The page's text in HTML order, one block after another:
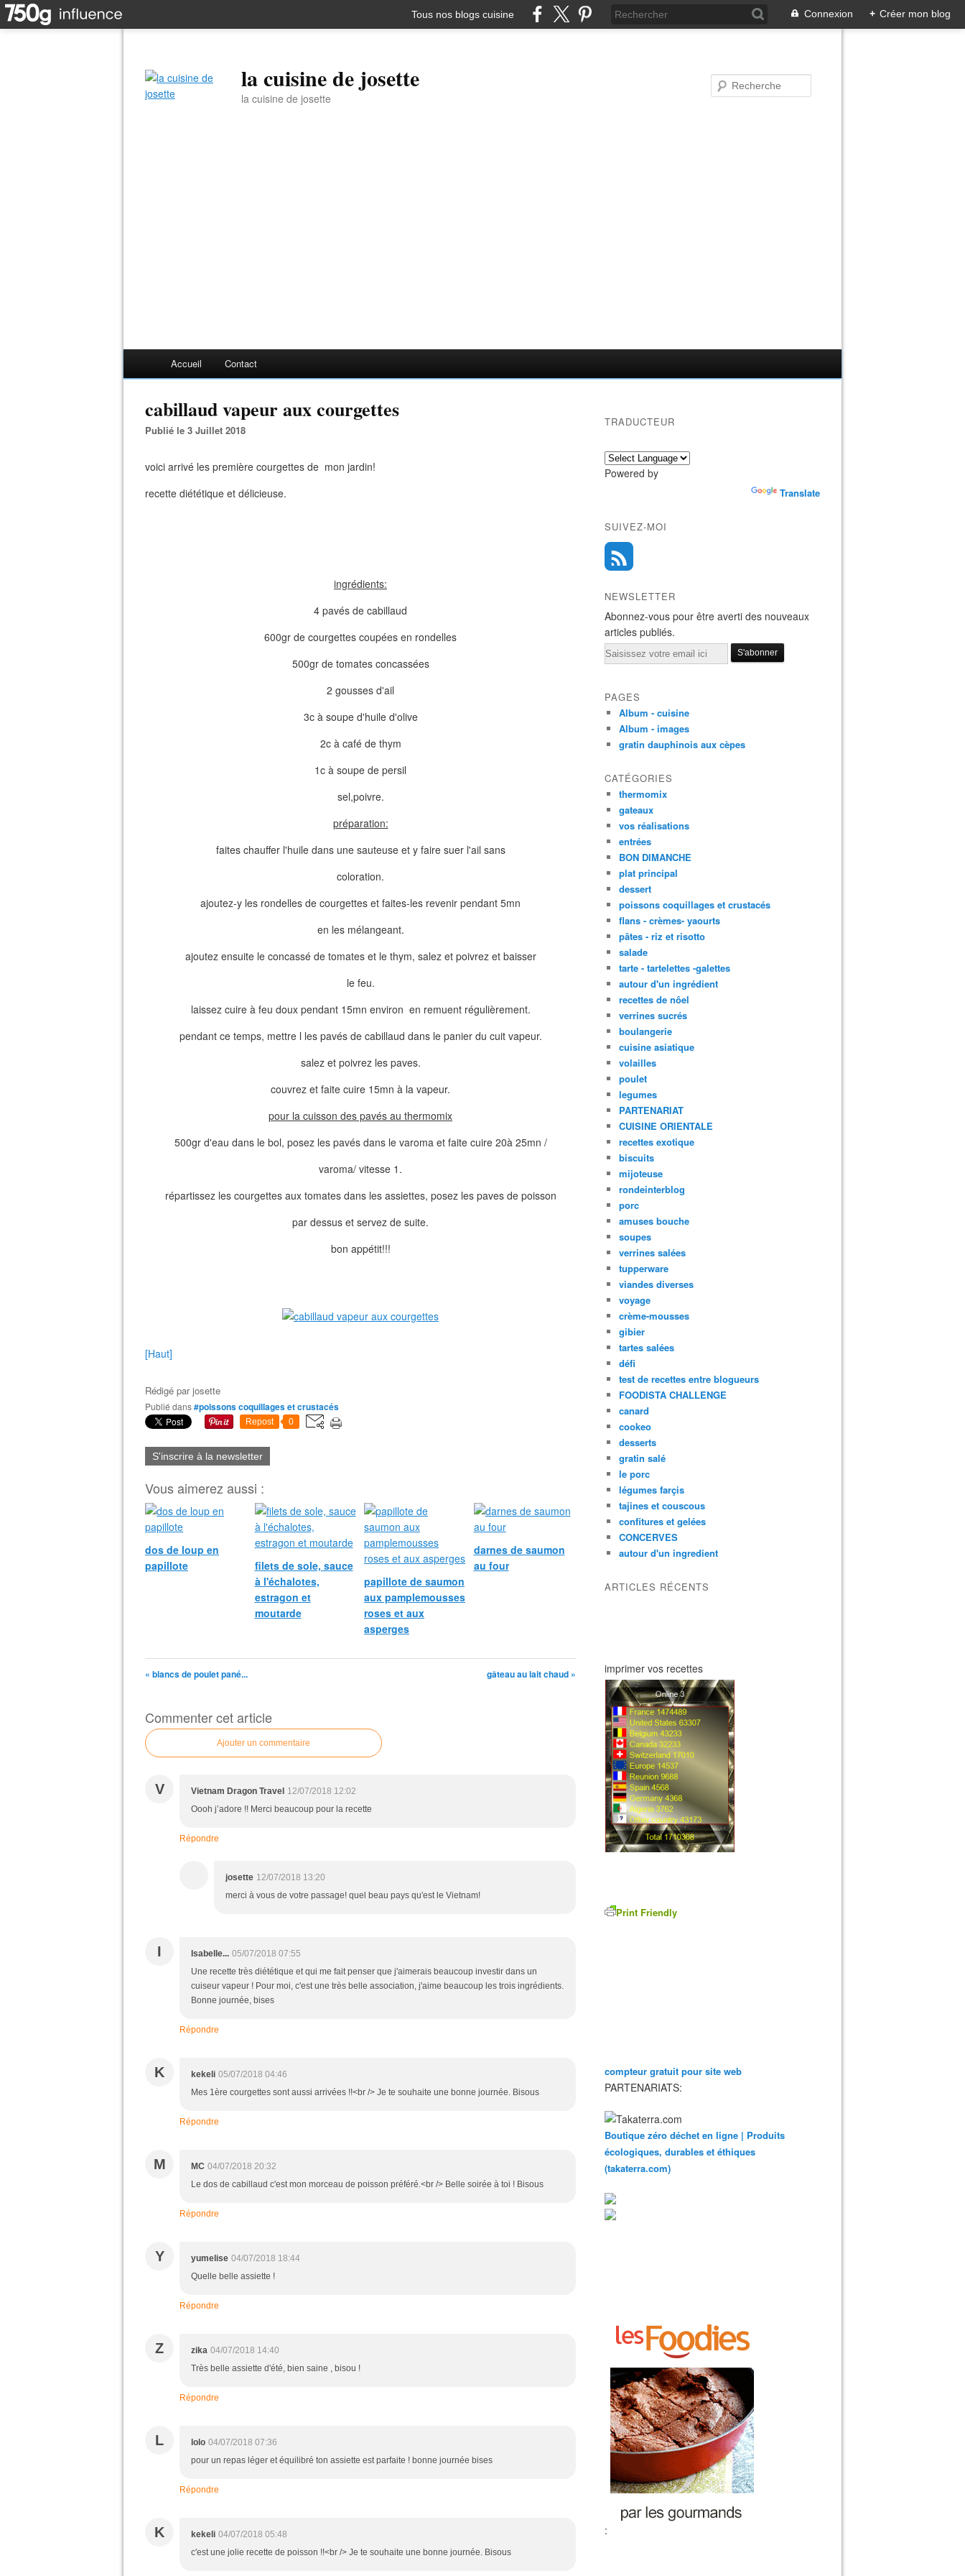
Tous nos blogs cuisine Connexion + Créer mon blog
la cuisine de josette
la cuisine de josette
Accueil Contact
cabillaud vapeur aux courgettes
Publié le 3 Juillet 2018
voici arrivé les première courgettes de mon jardin!
recette diététique et délicieuse.
ingrédients:
4 pavés de cabillaud
600gr de courgettes coupées en rondelles
500gr de tomates concassées
2 gousses d'ail
3c à soupe d'huile d'olive
2c à café de thym
1c à soupe de persil
sel,poivre.
préparation:
faites chauffer l'huile dans une sauteuse et y faire suer l'ail sans
coloration.
ajoutez-y les rondelles de courgettes et faites-les revenir pendant 5mn
en les mélangeant.
ajoutez ensuite le concassé de tomates et le thym, salez et poivrez et baisser
le feu.
laissez cuire à feu doux pendant 15mn environ en remuent régulièrement.
pendant ce temps, mettre l les pavés de cabillaud dans le panier du cuit vapeur.
salez et poivrez les paves.
couvrez et faite cuire 15mn à la vapeur.
pour la cuisson des pavés au thermomix
500gr d'eau dans le bol, posez les pavés dans le varoma et faite cuire 20à 25mn /
varoma/ vitesse 1.
répartissez les courgettes aux tomates dans les assiettes, posez les paves de poisson
par dessus et servez de suite.
bon appétit!!!
[Haut]
Rédigé parjosette
Publié dans#poissons coquillages et crustacés
Repost 0
S'inscrire à la newsletter
Vous aimerez aussi :
dos de loup en
papillote
filets de sole, sauce
à l'échalotes,
estragon et
moutarde
papillote de saumon
aux pamplemousses
roses et aux
asperges
darnes de saumon
au four
« blancs de poulet pané... gâteau au lait chaud »
Commenter cet article
Ajouter un commentaire
V Vietnam Dragon Travel 12/07/2018 12:02
Oooh j’adore !! Merci beaucoup pour la recette
Répondre
josette 12/07/2018 13:20
merci à vous de votre passage! quel beau pays qu'est le Vietnam!
I Isabelle... 05/07/2018 07:55
Une recette très diététique et qui me fait penser que j'aimerais beaucoup investir dans un
cuiseur vapeur ! Pour moi, c'est une très belle association, j'aime beaucoup les trois ingrédients.
Bonne journée, bises
Répondre
K kekeli 05/07/2018 04:46
Mes 1ère courgettes sont aussi arrivées !!<br /> Je te souhaite une bonne journée. Bisous
Répondre
M MC 04/07/2018 20:32
Le dos de cabillaud c'est mon morceau de poisson préféré.<br /> Belle soirée à toi ! Bisous
Répondre
Y yumelise 04/07/2018 18:44
Quelle belle assiette !
Répondre
Z zika 04/07/2018 14:40
Très belle assiette d'été, bien saine , bisou !
Répondre
L lolo 04/07/2018 07:36
pour un repas léger et équilibré ton assiette est parfaite ! bonne journée bises
Répondre
K kekeli 04/07/2018 05:48
c'est une jolie recette de poisson !!<br /> Je te souhaite une bonne journée. Bisous
TRADUCTEUR
Powered by
Translate
SUIVEZ-MOI
NEWSLETTER
Abonnez-vous pour être averti des nouveaux
articles publiés.
Email
PAGES
Album - cuisine
Album - images
gratin dauphinois aux cèpes
CATÉGORIES
thermomix
gateaux
vos réalisations
entrées
BON DIMANCHE
plat principal
dessert
poissons coquillages et crustacés
flans - crèmes- yaourts
pâtes - riz et risotto
salade
tarte - tartelettes -galettes
autour d'un ingrédient
recettes de nôel
verrines sucrés
boulangerie
cuisine asiatique
volailles
poulet
legumes
PARTENARIAT
CUISINE ORIENTALE
recettes exotique
biscuits
mijoteuse
rondeinterblog
porc
amuses bouche
soupes
verrines salées
tupperware
viandes diverses
voyage
crème-mousses
gibier
tartes salées
défi
test de recettes entre blogueurs
FOODISTA CHALLENGE
canard
cookeo
desserts
gratin salé
le porc
légumes farçis
tajines et couscous
confitures et gelées
CONCERVES
autour d'un ingredient
ARTICLES RÉCENTS
imprimer vos recettes
Print Friendly
compteur gratuit pour site web
PARTENARIATS:
Boutique zéro déchet en ligne | Produits
écologiques, durables et éthiques
(takaterra.com)
: